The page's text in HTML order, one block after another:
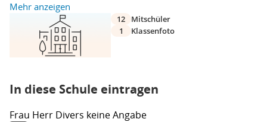
Mehr anzeigen
12
Mitschüler
1
Klassenfoto
In diese Schule eintragen
Frau Herr Divers keine Angabe